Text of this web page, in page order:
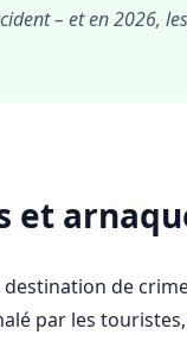
– et en 2026,
et
destination de
par les